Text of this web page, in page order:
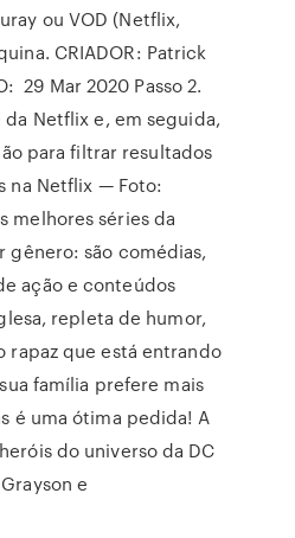
ou VOD (Netflix,
CRIADOR: Patrick
29 Mar 2020 Passo 2.
Netflix e, em seguida,
para filtrar resultados
na Netflix — Foto:
melhores séries da
gênero: são comédias,
ação e conteúdos
repleta de humor,
rapaz que está entrando
família prefere mais
é uma ótima pedida! A
do universo da DC
e